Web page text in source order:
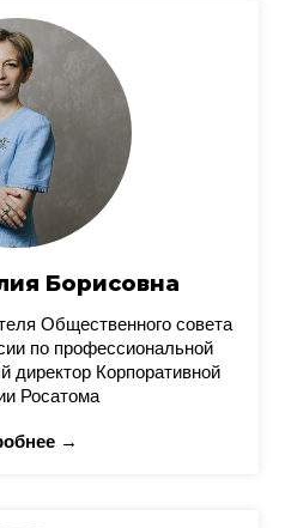
Борисовна
Общественного совета
по профессиональной
директор Корпоративной
Росатома
→